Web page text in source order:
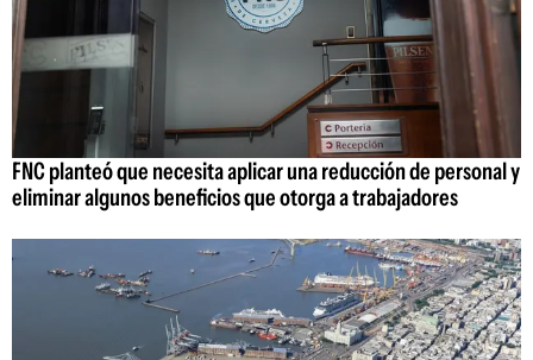
FNC planteó que necesita aplicar una reducción de personal y
eliminar algunos beneficios que otorga a trabajadores